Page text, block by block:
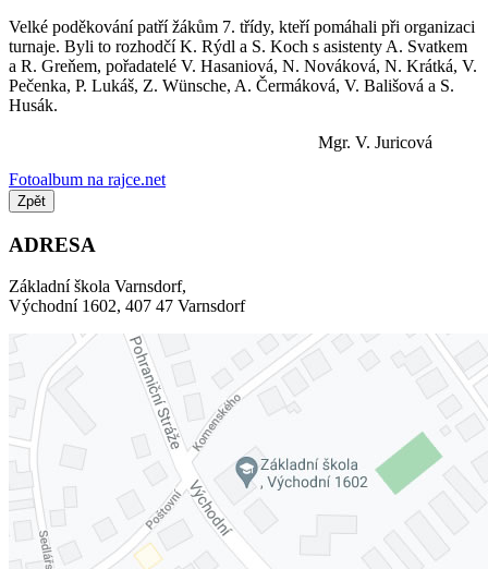
Velké poděkování patří žákům 7. třídy, kteří pomáhali při organizaci
turnaje. Byli to rozhodčí K. Rýdl a S. Koch s asistenty A. Svatkem
a R. Greňem, pořadatelé V. Hasaniová, N. Nováková, N. Krátká, V.
Pečenka, P. Lukáš, Z. Wünsche, A. Čermáková, V. Bališová a S.
Husák.
Mgr. V. Juricová
Fotoalbum na rajce.net
Zpět
ADRESA
Základní škola Varnsdorf,
Východní 1602, 407 47 Varnsdorf